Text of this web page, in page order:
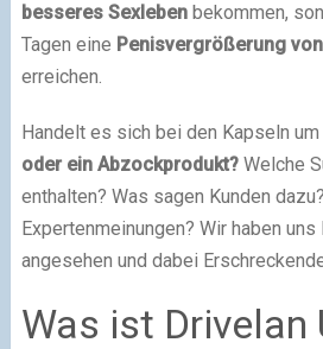
besseres Sexlebenbekommen,
Tagen eine Penisvergrößerung
erreichen.
Handelt es sich bei den Kapseln um
oder ein Abzockprodukt?Welche
enthalten? Was sagen Kunden
Expertenmeinungen? Wir haben
angesehen und dabei
Was ist Drivelan